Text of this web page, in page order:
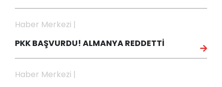
Haber Merkezi |
PKK BAŞVURDU! ALMANYA REDDETTİ
Haber Merkezi |